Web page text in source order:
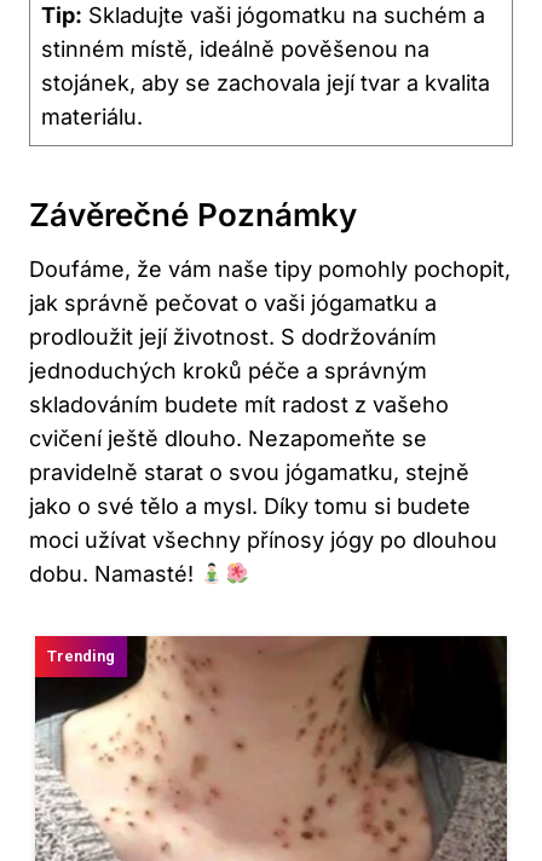
Tip: Skladujte ‌vaši⁢ jógomatku‍ na suchém⁤ a
stinném místě, ideálně pověšenou na
stojánek, aby se zachovala ‍její tvar a kvalita
materiálu.
Závěrečné Poznámky
Doufáme, že vám naše tipy ​pomohly pochopit,
jak⁤ správně ⁤pečovat o vaši jógamatku a
prodloužit její životnost. S dodržováním​
jednoduchých kroků péče a správným‌
skladováním budete mít radost ⁢z vašeho
cvičení ještě dlouho. Nezapomeňte se⁣
pravidelně starat⁢ o svou jógamatku, stejně
jako o své tělo a‍ mysl. Díky tomu si⁣ budete
moci užívat všechny přínosy jógy po dlouhou⁣
dobu. Namasté!